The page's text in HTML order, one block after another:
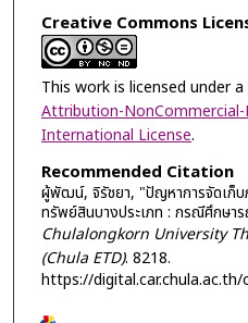
Creative Commons
This work is licensed under a
Attribution-
International License.
Recommended Citation
ผู้พัฒน์, จิรัชยา, "ปัญหาการจัดเก็บ
ทรัพย์สินบางประเภท : กรณีศึกษา
Chulalongkorn University
(Chula ETD). 8218.
https://